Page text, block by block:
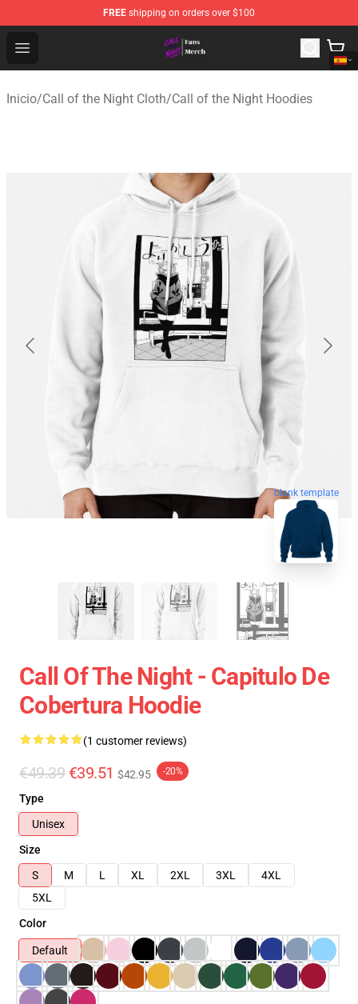
FREE shipping on orders over $100
Open menu
Call of the Night Store - Official Call of the Night
Inicio/Call of the Night Cloth/Call of the Night Hoodies
blank template
Call Of The Night - Capitulo De
Cobertura Hoodie
(1 customer reviews)
€49.39 €39.51 $42.95 -20%
Type
Unisex
Size
S
M L XL 2XL 3XL
4XL
5XL
Color
Default